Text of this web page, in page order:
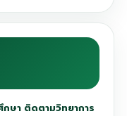
กษา ติดตามวิทยาการ